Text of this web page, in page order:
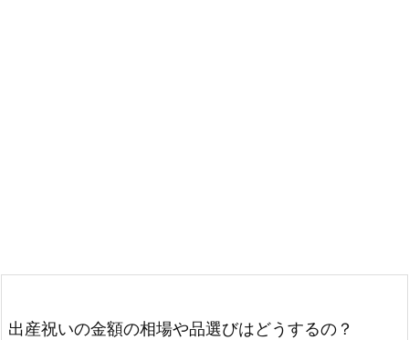
出産祝いの金額の相場や品選びはどうするの？